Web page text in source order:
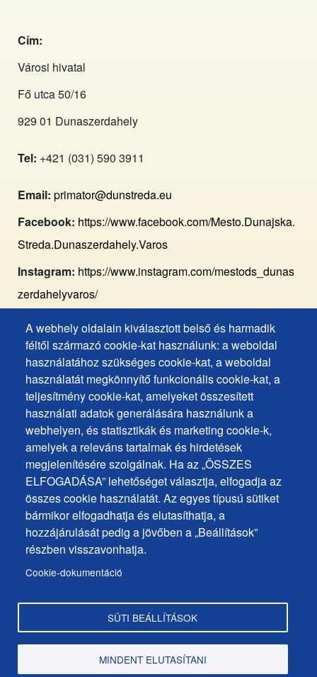
A webhely oldalain kiválasztott belső és harmadik
féltől származó cookie-kat használunk: a weboldal
használatához szükséges cookie-kat, a weboldal
használatát megkönnyítő funkcionális cookie-kat, a
teljesítmény cookie-kat, amelyeket összesített
használati adatok generálására használunk a
webhelyen, és statisztikák és marketing cookie-k,
amelyek a releváns tartalmak és hirdetések
megjelenítésére szolgálnak. Ha az „ÖSSZES
ELFOGADÁSA” lehetőséget választja, elfogadja az
összes cookie használatát. Az egyes típusú sütiket
bármikor elfogadhatja és elutasíthatja, a
hozzájárulását pedig a jövőben a „Beállítások”
részben visszavonhatja.
Cookie-dokumentáció
SÜTI BEÁLLÍTÁSOK
MINDENT ELUTASÍTANI
Cím:
Városi hivatal
Fő utca 50/16
929 01 Dunaszerdahely
Tel: +421 (031) 590 3911
Email: primator@dunstreda.eu
Facebook: https://www.facebook.com/Mesto.Dunajska.
Streda.Dunaszerdahely.Varos
Instagram: https://www.instagram.com/mestods_dunas
zerdahelyvaros/
Footer
MENU
Elérhetőségek
Oldaltérkép
Hírek a városból
Copyright © Dunaszerdahely város, 2025
Footer
Cookies
+
ochrana
osobných
udajov
Hozzáférhetőségi nyilatkozat
Gyakran ismételt kérdések
Személyes adatok védelme
Sütik használata
Sütik beállítások
Javaslatok és visszajelzések